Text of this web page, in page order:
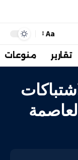
Aa
تقارير منوعات